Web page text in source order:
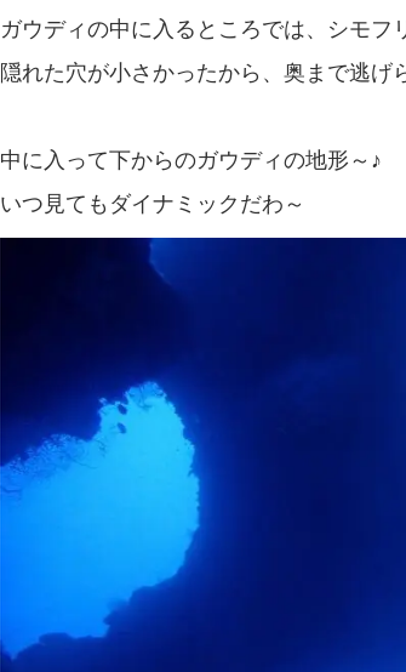
ガウディの中に入るところでは、シモフ
隠れた穴が小さかったから、奥まで逃げ
中に入って下からのガウディの地形～♪
いつ見てもダイナミックだわ～